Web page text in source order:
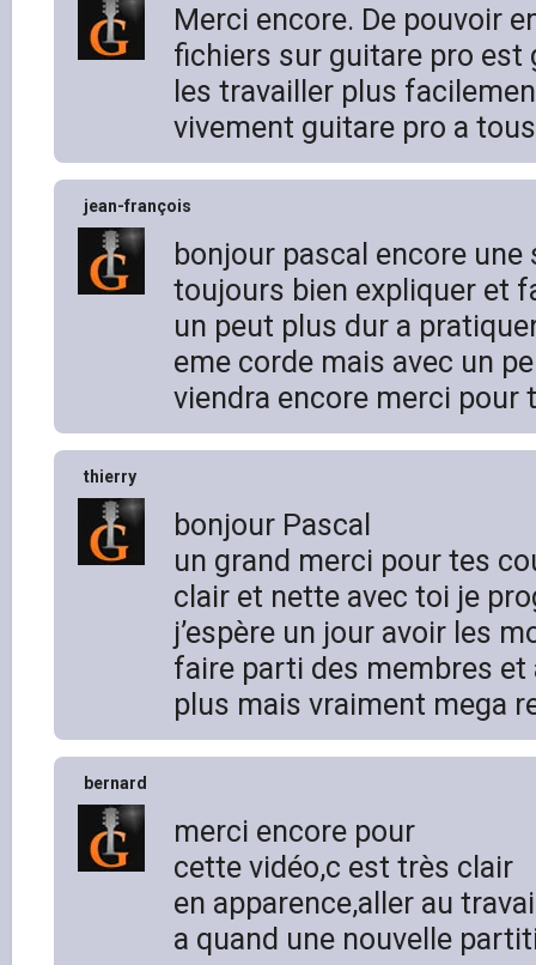
Merci encore. De pouvoir
fichiers sur guitare pro est
les travailler plus
vivement guitare pro a
jean-françois
bonjour pascal encore une
toujours bien expliquer et
un peut plus dur a
eme corde mais avec un
viendra encore merci
thierry
bonjour Pascal
un grand merci pour tes
clair et nette avec toi je
j’espère un jour avoir les
faire parti des membres et
plus mais vraiment mega
bernard
merci encore pour
cette vidéo,c est très clair
en apparence,aller au
a quand une nouvelle